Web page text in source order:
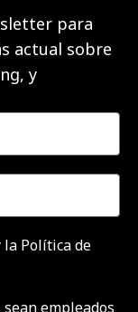
para
actual sobre
y
la Política de
empleados